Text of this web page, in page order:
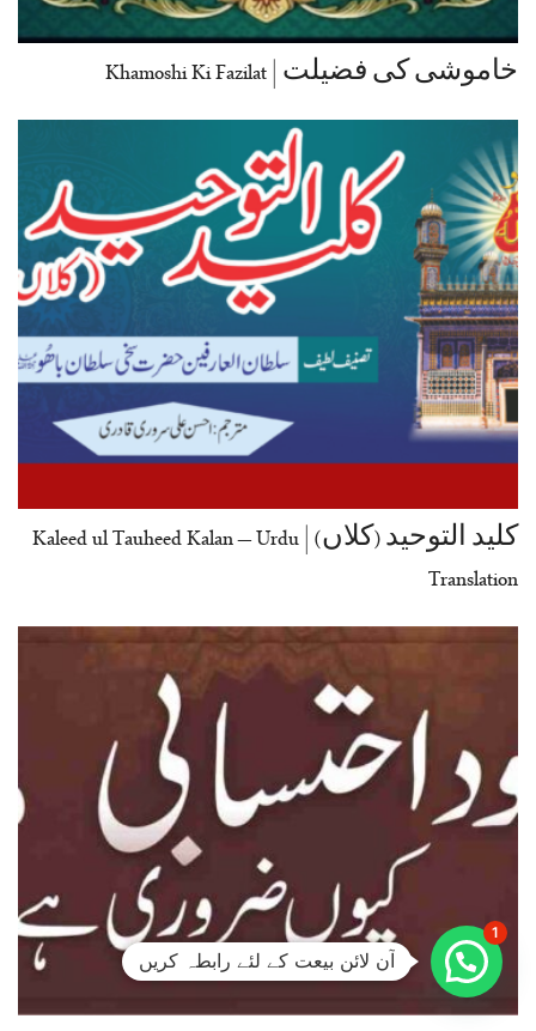
خاموشی کی فضیلت | Khamoshi Ki Fazilat
کلید التوحید (کلاں) | Kaleed ul Tauheed Kalan – Urdu
Translation
آن لائن بیعت کے لئے رابطہ کریں
1